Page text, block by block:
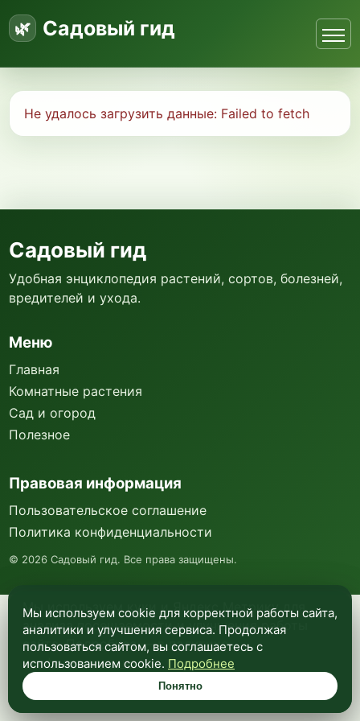
Садовый гид
Не удалось загрузить данные: Failed to fetch
Мы используем куки и Яндекс Метрику для
анализа посещаемости и улучшения работы
сайта. Подробнее —в политике
конфиденциальности.
Понятно
Садовый гид
Удобная энциклопедия растений, сортов, болезней,
вредителей и ухода.
Меню
Главная
Комнатные растения
Сад и огород
Полезное
Правовая информация
Пользовательское соглашение
Политика конфиденциальности
© 2026 Садовый гид. Все права защищены.
Мы используем cookie для корректной работы сайта,
аналитики и улучшения сервиса. Продолжая
пользоваться сайтом, вы соглашаетесь с
использованием cookie. Подробнее
Понятно